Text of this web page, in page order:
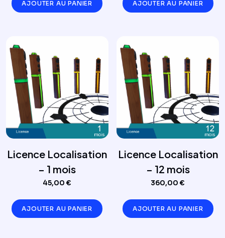
AJOUTER AU PANIER AJOUTER AU PANIER
Licence Localisation
– 1 mois
45,00€
AJOUTER AU PANIER
Licence Localisation
– 12 mois
360,00€
AJOUTER AU PANIER